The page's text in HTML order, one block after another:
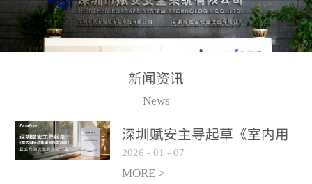
剧院、会议展览中心、体
育馆、大型仓库和隧道空
间等，其建筑结构特殊、
火灾隐患多。一旦发生火
传统的火灾关测器无法被
及时缺发，不能及早发现
和有效扑救火火，这不仅
后向光电感烟探测技术、
高可靠的系统抗干扰技术
等多项专利技术和专有技
警领域三十多年技术积累
和工程实践的结晶。
新闻资讯
News
深圳赋安主导起草《室内用
光动能电池技术规程》 正式
布局光伏新能源产业
2026 - 01 - 07
MORE >